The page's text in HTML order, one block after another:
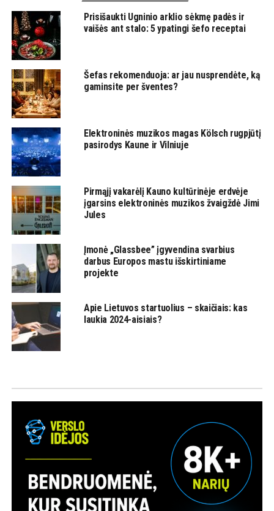
Prisišaukti Ugninio arklio sėkmę padės ir
vaišės ant stalo: 5 ypatingi šefo receptai
Šefas rekomenduoja: ar jau nusprendėte, ką
gaminsite per šventes?
Elektroninės muzikos magas Kölsch rugpjūtį
pasirodys Kaune ir Vilniuje
Pirmąjį vakarėlį Kauno kultūrinėje erdvėje
įgarsins elektroninės muzikos žvaigždė Jimi
Jules
Įmonė „Glassbee” įgyvendina svarbius
darbus Europos mastu išskirtiniame
projekte
Apie Lietuvos startuolius – skaičiais: kas
laukia 2024-aisiais?